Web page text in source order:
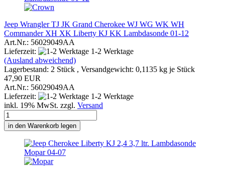
Jeep Wrangler TJ JK Grand Cherokee WJ WG WK WH
Commander XH XK Liberty KJ KK Lambdasonde 01-12
Art.Nr.: 56029049AA
Lieferzeit:
1-2 Werktage
(Ausland abweichend)
Lagerbestand: 2 Stück , Versandgewicht: 0,1135 kg je Stück
47,90 EUR
Art.Nr.: 56029049AA
Lieferzeit:
1-2 Werktage
inkl. 19% MwSt. zzgl. Versand
in den Warenkorb legen